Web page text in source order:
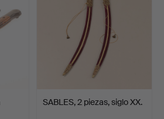
SABLES, 2 piezas, siglo XX.